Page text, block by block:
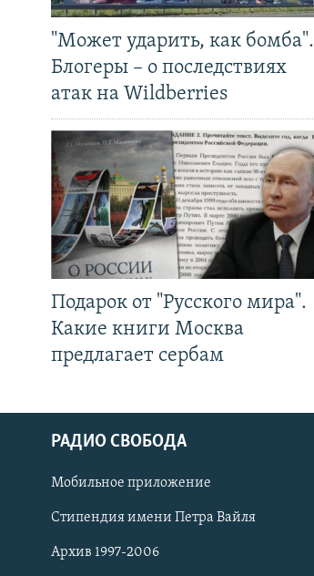
СОЦИАЛЬНЫЕ СЕТИ
"Может ударить, как бомба".
Блогеры – о последствиях
атак на Wildberries
Подарок от "Русского мира".
Какие книги Москва
предлагает сербам
РАДИО СВОБОДА
Мобильное приложение
Стипендия имени Петра Вайля
Архив 1997-2006